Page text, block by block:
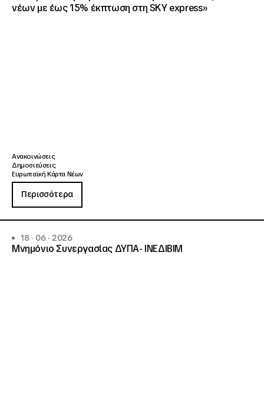
νέων με έως 15% έκπτωση στη SKY express»
Ανακοινώσεις
Δημοσιεύσεις
Ευρωπαϊκή Κάρτα Νέων
Περισσότερα
18 · 06 · 2026
Μνημόνιο Συνεργασίας ΔΥΠΑ- ΙΝΕΔΙΒΙΜ